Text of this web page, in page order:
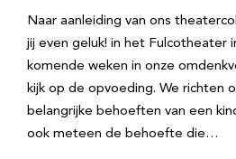
Naar aanleiding van ons
jij even geluk! in het Fulcotheater
komende weken in onze
kijk op de opvoeding. We richten
belangrijke behoeften van een
ook meteen de behoefte die…